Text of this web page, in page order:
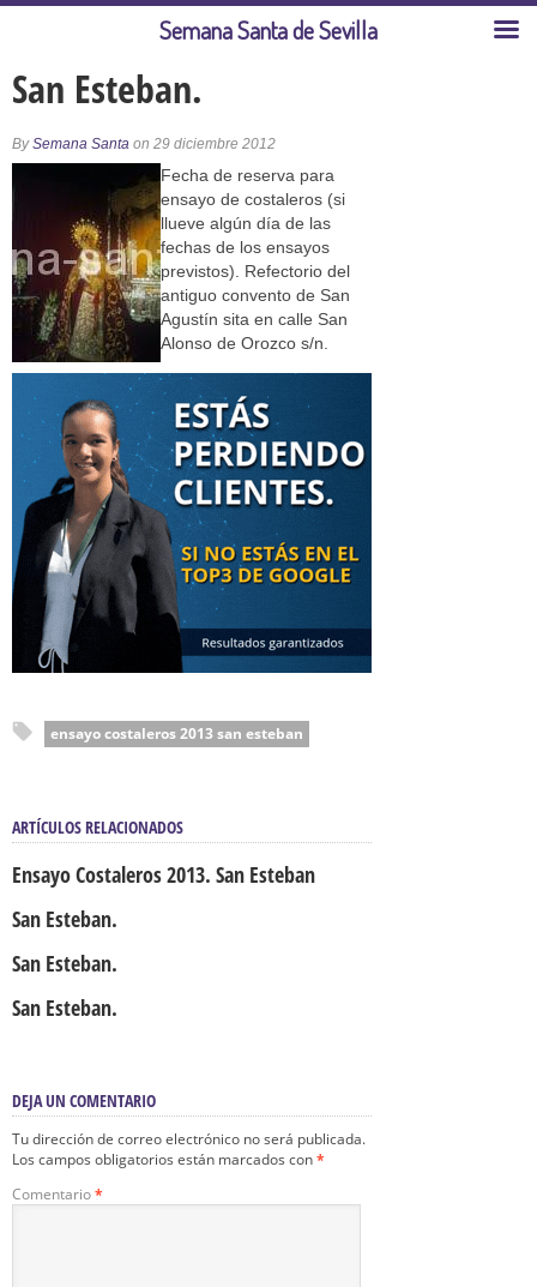
San Esteban.
BySemana Santa on 29 diciembre 2012
Fecha de reserva para
ensayo de costaleros (si
llueve algún día de las
fechas de los ensayos
previstos). Refectorio del
antiguo convento de San
Agustín sita en calle San
Alonso de Orozco s/n.
ensayo costaleros 2013 san esteban
ARTÍCULOS RELACIONADOS
Ensayo Costaleros 2013. San Esteban
San Esteban.
San Esteban.
San Esteban.
DEJA UN COMENTARIO
Tu dirección de correo electrónico no será publicada.
Los campos obligatorios están marcados con*
Comentario*
Semana Santa de Sevilla